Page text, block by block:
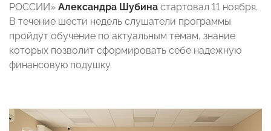
РОССИИ» Александра Шубина стартовал 11 ноября.
В течение шести недель слушатели программы
пройдут обучение по актуальным темам, знание
которых позволит сформировать себе надежную
финансовую подушку.